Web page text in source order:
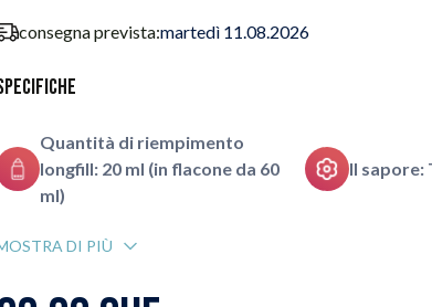
consegna prevista:martedì 11.08.2026
Quantità di riempimento
longfill: 20 ml (in flacone da 60
ml)
Il sapore:
DI PIÙ